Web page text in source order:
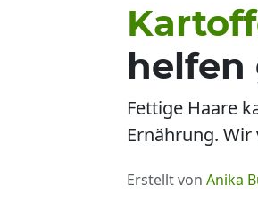
helfen
Fettige Haare
Ernährung.
Erstellt von Anika